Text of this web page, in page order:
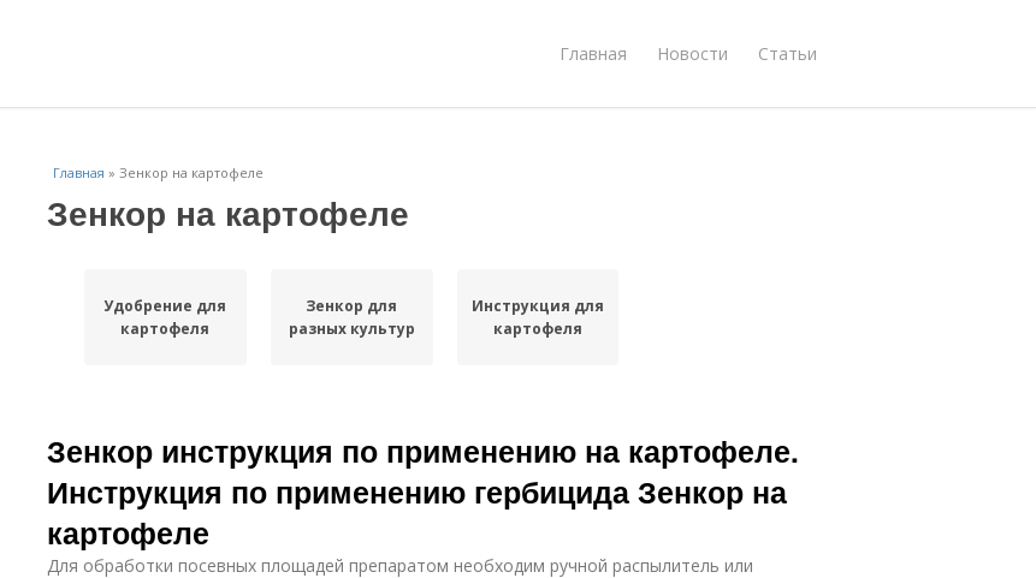
Главная Новости Статьи
Главная » Зенкор на картофеле
Зенкор на картофеле
Удобрение для
картофеля
Зенкор для
разных культур
Инструкция для
картофеля
Зенкор инструкция по применению на картофеле.
Инструкция по применению гербицида Зенкор на
картофеле
Для обработки посевных площадей препаратом необходим ручной распылитель или